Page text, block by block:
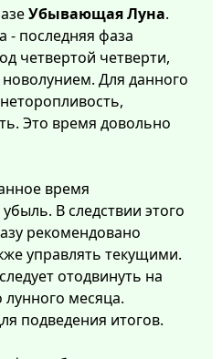
Убывающая Луна.
- последняя фаза
четвертой четверти,
Для данного
Это время довольно
время
В следствии этого
рекомендовано
управлять текущими.
отодвинуть на
месяца.
подведения итогов.